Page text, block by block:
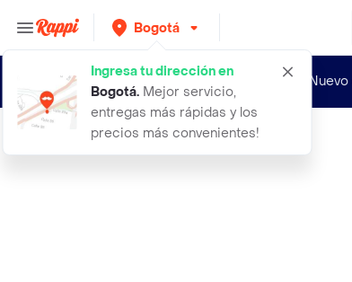
Bogotá
Ingresa tu dirección en
Bogotá. Mejor servicio,
entregas más rápidas y los
precios más convenientes!
1211 superaclarante ceniza intenso